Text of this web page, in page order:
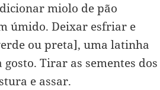
miolo de pão
úmido. Deixar esfriar e
ou preta], uma latinha
Tirar as sementes dos
e assar.